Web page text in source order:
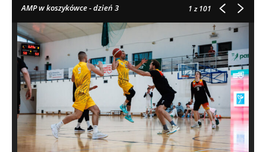
AMP w koszykówce - dzień 3 1z 101